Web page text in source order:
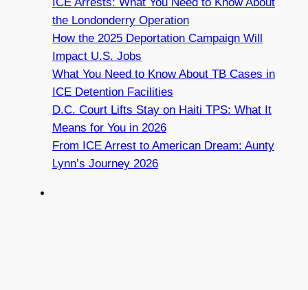
the Londonderry Operation
How the 2025 Deportation Campaign Will
Impact U.S. Jobs
What You Need to Know About TB Cases in
ICE Detention Facilities
D.C. Court Lifts Stay on Haiti TPS: What It
Means for You in 2026
From ICE Arrest to American Dream: Aunty
Lynn’s Journey 2026